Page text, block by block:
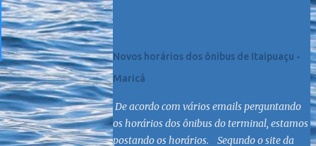
Novos horários dos ônibus de Itaipuaçu -
Maricá
De acordo com vários emails perguntando
os horários dos ônibus do terminal, estamos
postando os horários. Segundo o site da